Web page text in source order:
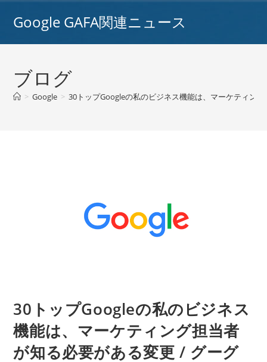
Google GAFA関連ニュース
ブログ
> Google > 30トップGoogleの私のビジネス機能は、マーケティン
30トップGoogleの私のビジネス
機能は、マーケティング担当者
が知る必要がある変更 / グーグ